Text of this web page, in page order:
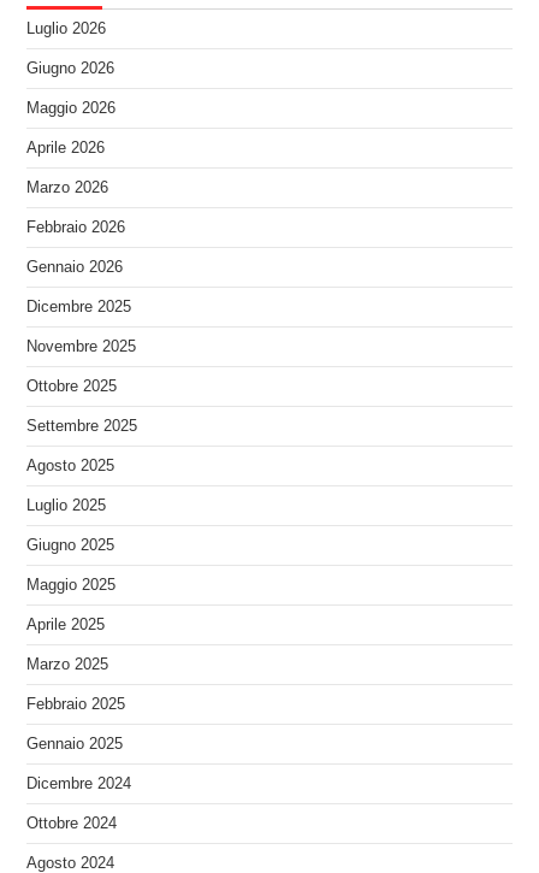
Luglio 2026
Giugno 2026
Maggio 2026
Aprile 2026
Marzo 2026
Febbraio 2026
Gennaio 2026
Dicembre 2025
Novembre 2025
Ottobre 2025
Settembre 2025
Agosto 2025
Luglio 2025
Giugno 2025
Maggio 2025
Aprile 2025
Marzo 2025
Febbraio 2025
Gennaio 2025
Dicembre 2024
Ottobre 2024
Agosto 2024